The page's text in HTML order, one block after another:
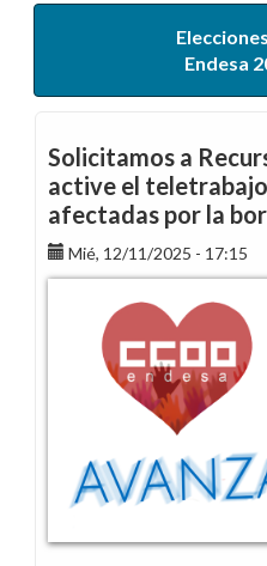
Endesa
Solicitamos a
active el teletrabajo
afectadas por la
Mié, 12/11/2025 - 17:15